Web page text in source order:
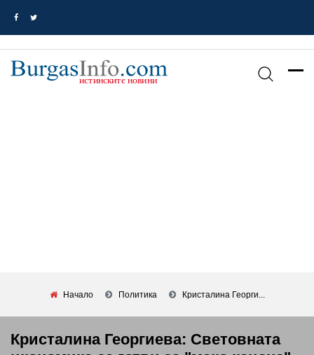
Начало Политика Кристалина Георги...
Кристалина Георгиева: Световната